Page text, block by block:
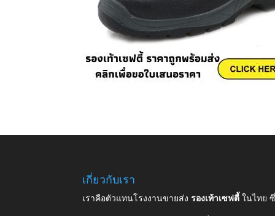
เกี่ยวกับเรา
เราคือตัวแทนโรงงานขายส่งรองเท้าเซฟตี้ในไทย